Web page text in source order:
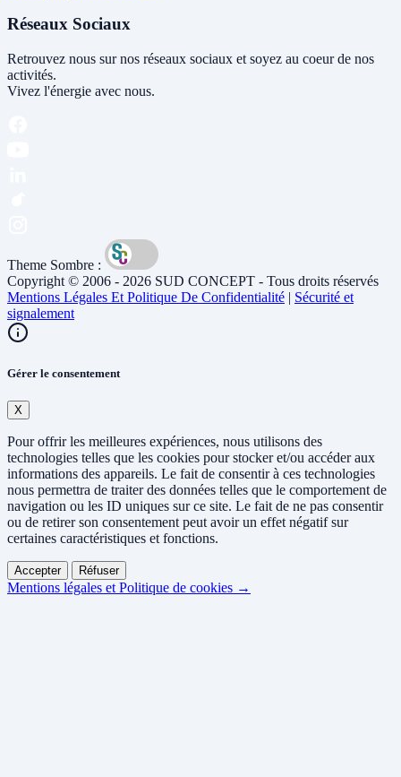
Réseaux Sociaux
Retrouvez nous sur nos réseaux sociaux et soyez au coeur de nos
activités.
Vivez l'énergie avec nous.
Theme Sombre :
Copyright © 2006 - 2026 SUD CONCEPT - Tous droits réservés
Mentions Légales Et Politique De Confidentialité | Sécurité et
signalement
Gérer le consentement
X
Pour offrir les meilleures expériences, nous utilisons des
technologies telles que les cookies pour stocker et/ou accéder aux
informations des appareils. Le fait de consentir à ces technologies
nous permettra de traiter des données telles que le comportement de
navigation ou les ID uniques sur ce site. Le fait de ne pas consentir
ou de retirer son consentement peut avoir un effet négatif sur
certaines caractéristiques et fonctions.
Accepter Réfuser
Mentions légales et Politique de cookies →